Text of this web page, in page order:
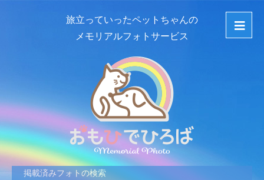
旅立っていったペットちゃんの
メモリアルフォトサービス
掲載済みフォトの検索